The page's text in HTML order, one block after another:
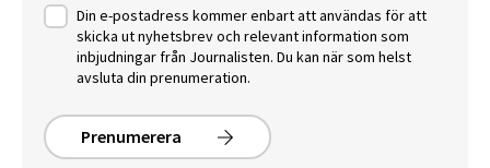
Din e-postadress kommer enbart att användas för att
skicka ut nyhetsbrev och relevant information som
inbjudningar från Journalisten. Du kan när som helst
avsluta din prenumeration.
Prenumerera